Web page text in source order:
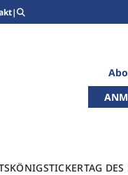
|
KÖNIGSTICKERTAG DES